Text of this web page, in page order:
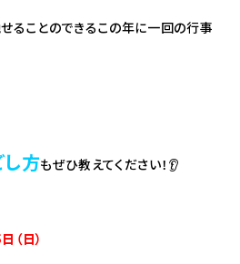
ることのできるこの年に一回の行事
方もぜひ教えてください！👂
日（日）